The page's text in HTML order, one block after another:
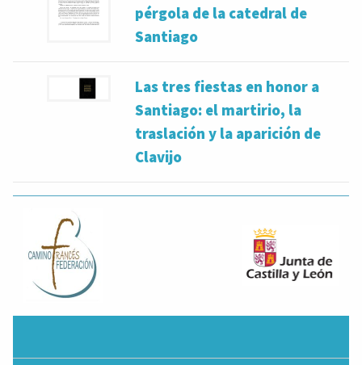
pérgola de la catedral de
Santiago
Las tres fiestas en honor a
Santiago: el martirio, la
traslación y la aparición de
Clavijo